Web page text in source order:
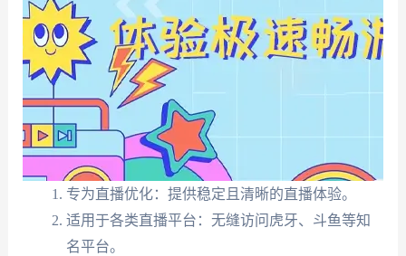
专为直播优化：提供稳定且清晰的直播体验。
适用于各类直播平台：无缝访问虎牙、斗鱼等知
名平台。